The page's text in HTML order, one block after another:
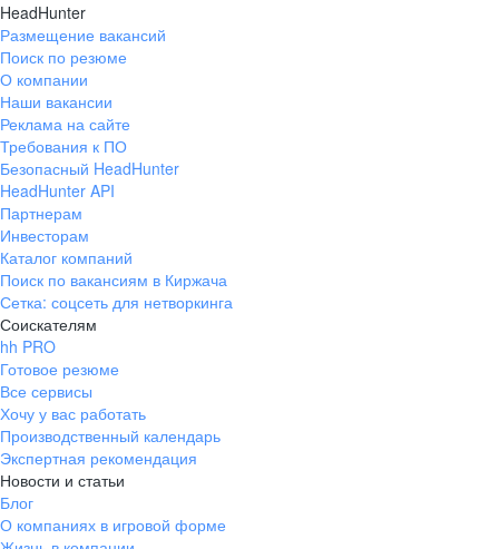
Екатеринбург
ул. Боевых Дружин, стр. 20,
+7 343 226-79-99
pr@ural.hh.ru
ул. Янковского, д. 169, 7 этаж,
706 каб.
+7 861 205-55-57
pr@krd.hh.ru
Владивосток
пер. Ланинский д. 4, офис 3.4
+7 423 202-33-28
pr@dv.hh.ru
Новосибирск
HeadHunter
Размещение вакансий
Поиск по резюме
О компании
Наши вакансии
Реклама на сайте
Требования к ПО
Безопасный HeadHunter
HeadHunter API
Партнерам
Инвесторам
Каталог компаний
Поиск по вакансиям в Киржача
Сетка: соцсеть для нетворкинга
Соискателям
hh PRO
Готовое резюме
Все сервисы
Хочу у вас работать
Производственный календарь
Экспертная рекомендация
Новости и статьи
Блог
О компаниях в игровой форме